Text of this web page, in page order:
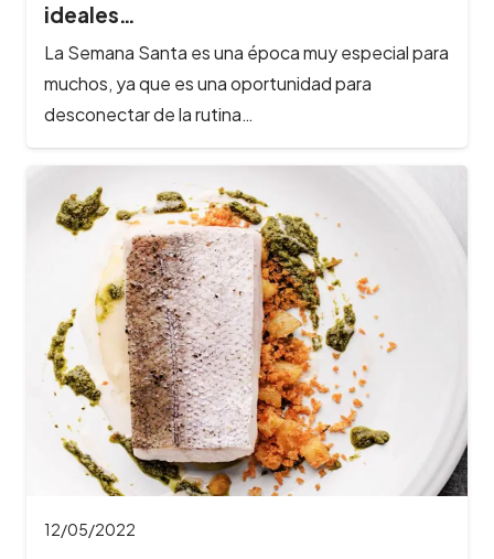
ideales…
La Semana Santa es una época muy especial para
muchos, ya que es una oportunidad para
desconectar de la rutina…
12/05/2022